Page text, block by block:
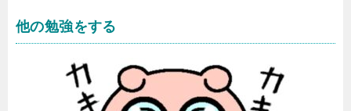
他の勉強をする